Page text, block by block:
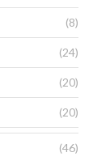
(8)
(24)
(20)
(20)
(46)